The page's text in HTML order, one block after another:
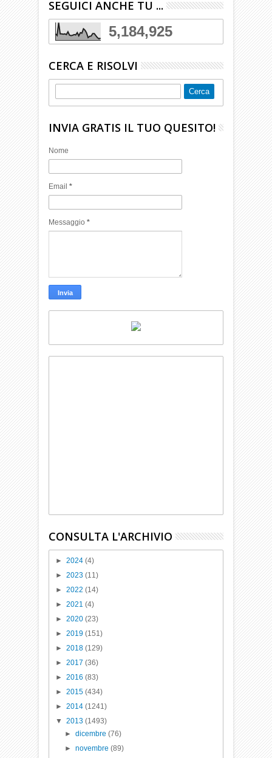
SEGUICI ANCHE TU ...
5,184,925
CERCA E RISOLVI
INVIA GRATIS IL TUO QUESITO!
Nome
Email*
Messaggio*
CONSULTA L'ARCHIVIO
►2024(4)
►2023(11)
►2022(14)
►2021(4)
►2020(23)
►2019(151)
►2018(129)
►2017(36)
►2016(83)
►2015(434)
►2014(1241)
▼2013(1493)
► dicembre (76)
► novembre (89)